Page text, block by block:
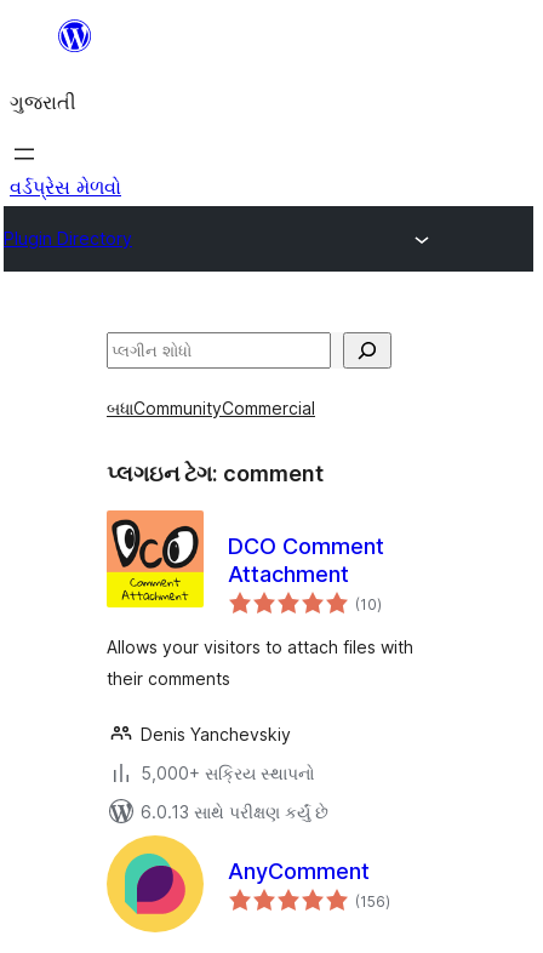
કંટેન્ટ(લખાણ)
જાઓ
ગુજરાતી
વર્ડપ્રેસ મેળવો
Plugin Directory
શોધો
બધાCommunityCommercial
પ્લગઇન ટેગ: comment
DCO Comment
Attachment
(10કુલ
રેટિંગ્સ
)
Allows your visitors to attach files with
their comments
Denis Yanchevskiy
5,000+ સક્રિય સ્થાપનો
6.0.13 સાથે પરીક્ષણ કર્યું છે
AnyComment
(156કુલ
રેટિંગ્સ
)